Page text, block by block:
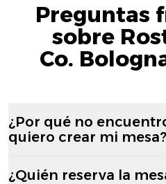
Preguntas
sobre
Co.
¿Por qué no
quiero crear mi mesa?
¿Quién reserva la